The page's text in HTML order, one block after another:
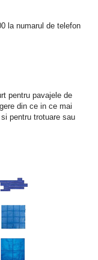
la numarul de telefon
pentru pavajele de
din ce in ce mai
pentru trotuare sau